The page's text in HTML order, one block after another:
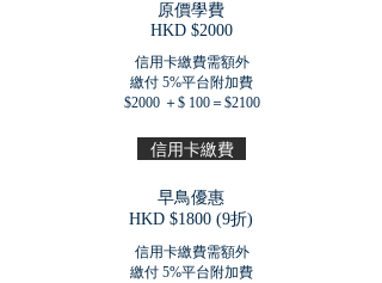
原價學費
​HKD $2000
信用卡繳費需額外
繳付 5%平台附加費
$2000 ＋$ 100＝$2100
信用卡繳費
早鳥優惠
​HKD $1800 (9折)
信用卡繳費需額外
繳付 5%平台附加費